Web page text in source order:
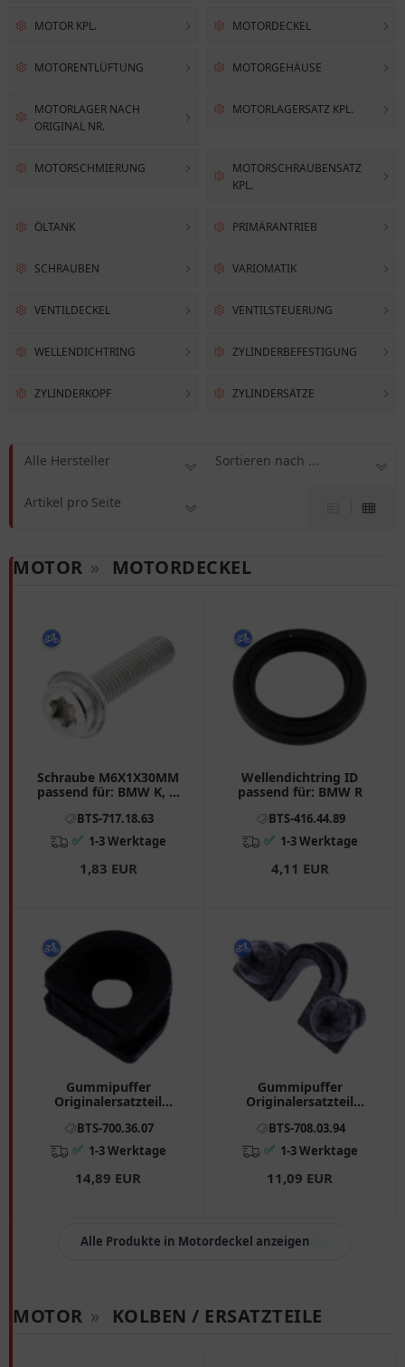
MOTOR KPL. MOTORDECKEL
MOTORENTLÜFTUNG MOTORGEHÄUSE
MOTORLAGER NACH
ORIGINAL NR.
MOTORLAGERSATZ KPL.
MOTORSCHMIERUNG
MOTORSCHRAUBENSATZ
KPL.
ÖLTANK PRIMÄRANTRIEB
SCHRAUBEN VARIOMATIK
VENTILDECKEL VENTILSTEUERUNG
WELLENDICHTRING ZYLINDERBEFESTIGUNG
ZYLINDERKOPF ZYLINDERSÄTZE
Alle Hersteller Sortieren nach ...
Artikel pro Seite
MOTOR » MOTORDECKEL
Schraube M6X1X30MM
passend für: BMW K, S,
BTS-717.18.63
✅ 1-3 Werktage
1,83 EUR
Wellendichtring ID
passend für: BMW R
BTS-416.44.89
✅ 1-3 Werktage
4,11 EUR
Gummipuffer
Originalersatzteil
BTS-700.36.07
✅ 1-3 Werktage
14,89 EUR
Gummipuffer
Originalersatzteil
7080394
BTS-708.03.94
✅ 1-3 Werktage
11,09 EUR
Alle Produkte in Motordeckel anzeigen
MOTOR » KOLBEN / ERSATZTEILE